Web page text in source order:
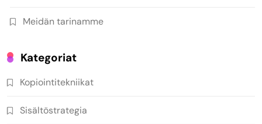
Meidän tarinamme
Kategoriat
Kopiointitekniikat
Sisältöstrategia